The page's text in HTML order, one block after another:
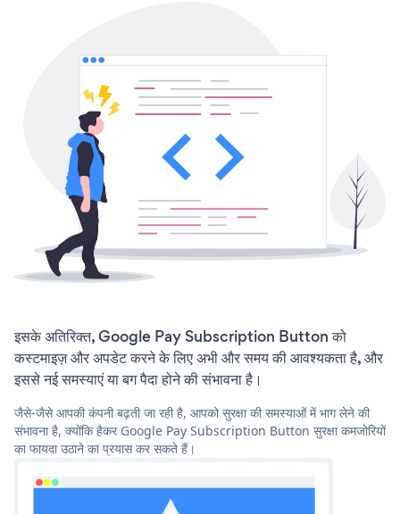
इसके अतिरिक्त, Google Pay Subscription Button को
कस्टमाइज़ और अपडेट करने के लिए अभी और समय की आवश्यकता है, और
इससे नई समस्याएं या बग पैदा होने की संभावना है।
जैसे-जैसे आपकी कंपनी बढ़ती जा रही है, आपको सुरक्षा की समस्याओं में भाग लेने की
संभावना है, क्योंकि हैकर Google Pay Subscription Button सुरक्षा कमजोरियों
का फायदा उठाने का प्रयास कर सकते हैं।